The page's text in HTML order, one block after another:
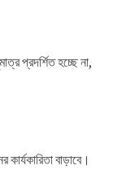
প্রদর্শিত হচ্ছে না,
বাড়াবে।